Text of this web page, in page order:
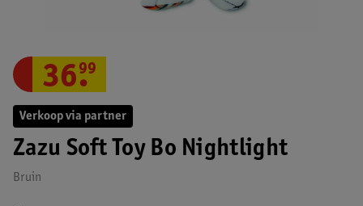
Verkoop via partner
Zazu Soft Toy Bo Nightlight
Bruin
36.
99